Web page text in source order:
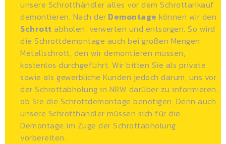
unsere Schrotthändler alles vor dem Schrottankauf
demontieren. Nach der Demontage können wir den
Schrott abholen, verwerten und entsorgen. So wird
die Schrottdemontage auch bei großen Mengen
Metallschrott, den wir demontieren müssen,
kostenlos durchgeführt. Wir bitten Sie als private
sowie als gewerbliche Kunden jedoch darum, uns vor
der Schrottabholung in NRW darüber zu informieren,
ob Sie die Schrottdemontage benötigen. Denn auch
unsere Schrotthändler müssen sich für die
Demontage im Zuge der Schrottabholung
vorbereiten.